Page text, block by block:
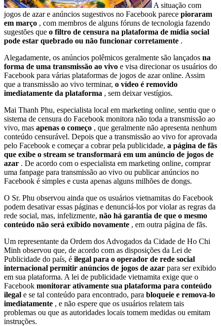
A situação com
jogos de azar e anúncios sugestivos no Facebook parece pioraram
em março , com membros de alguns fóruns de tecnologia fazendo
sugestões que o filtro de censura na plataforma de mídia social
pode estar quebrado ou não funcionar corretamente .
Alegadamente, os anúncios polêmicos geralmente são lançados na
forma de uma transmissão ao vivo e visa direcionar os usuários do
Facebook para várias plataformas de jogos de azar online. Assim
que a transmissão ao vivo terminar, o vídeo é removido
imediatamente da plataforma , sem deixar vestígios.
Mai Thanh Phu, especialista local em marketing online, sentiu que o
sistema de censura do Facebook monitora não toda a transmissão ao
vivo, mas apenas o começo , que geralmente não apresenta nenhum
conteúdo censurável. Depois que a transmissão ao vivo for aprovada
pelo Facebook e começar a cobrar pela publicidade, a página de fãs
que exibe o stream se transformará em um anúncio de jogos de
azar . De acordo com o especialista em marketing online, comprar
uma fanpage para transmissão ao vivo ou publicar anúncios no
Facebook é simples e custa apenas alguns milhões de dongs.
O Sr. Phu observou ainda que os usuários vietnamitas do Facebook
podem desativar essas páginas e denunciá-los por violar as regras da
rede social, mas, infelizmente, não há garantia de que o mesmo
conteúdo não será exibido novamente , em outra página de fãs.
Um representante da Ordem dos Advogados da Cidade de Ho Chi
Minh observou que, de acordo com as disposições da Lei de
Publicidade do país, é ilegal para o operador de rede social
internacional permitir anúncios de jogos de azar para ser exibido
em sua plataforma. A lei de publicidade vietnamita exige que o
Facebook monitorar ativamente sua plataforma para conteúdo
ilegal e se tal conteúdo para encontrado, para bloqueie e remova-lo
imediatamente , e não espere que os usuários relatem tais
problemas ou que as autoridades locais tomem medidas ou emitam
instruções.